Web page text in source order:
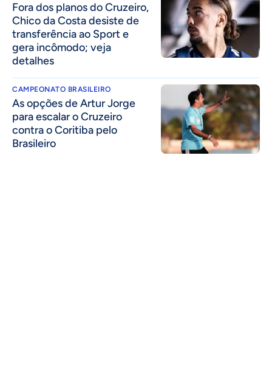
Fora dos planos do Cruzeiro,
Chico da Costa desiste de
transferência ao Sport e
gera incômodo; veja
detalhes
CAMPEONATO BRASILEIRO
As opções de Artur Jorge
para escalar o Cruzeiro
contra o Coritiba pelo
Brasileiro